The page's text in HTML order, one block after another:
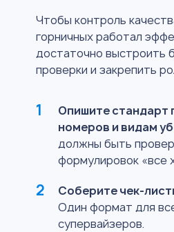
Чтобы контроль
горничных работал
достаточно выстроить
проверки и закрепить
Опишите стандарт
номеров и видам
должны быть
формулировок «все
Соберите чек-
Один формат для
супервайзеров.